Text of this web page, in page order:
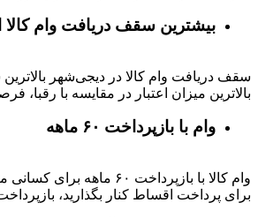
بیشترین سقف دریافت وام کالا
بالاترین میزان اعتبار در مقایسه با رقبا، فرصتی را فراهم کرده است
وام با بازپرداخت ۶۰ ماهه
وام کالا با
برای پرداخت اقساط کنار بگذارید، بازپرداخت ۱۲ تا ۶۰ ماهه را انتخاب کنید و خرید اقساطی خود را انجام